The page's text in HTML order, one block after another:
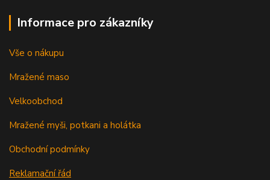
Informace pro zákazníky
Vše o nákupu
Mražené maso
Velkoobchod
Mražené myši, potkani a holátka
Obchodní podmínky
Reklamační řád